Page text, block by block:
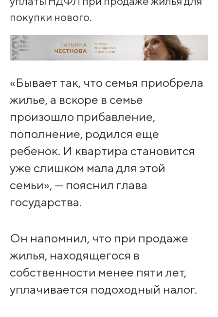
покупки нового.
«Бывает так, что семья приобрела
жилье, а вскоре в семье
произошло прибавление,
пополнение, родился еще
ребенок. И квартира становится
уже слишком мала для этой
семьи», — пояснил глава
государства.
Он напомнил, что при продаже
жилья, находящегося в
собственности менее пяти лет,
уплачивается подоходный налог.